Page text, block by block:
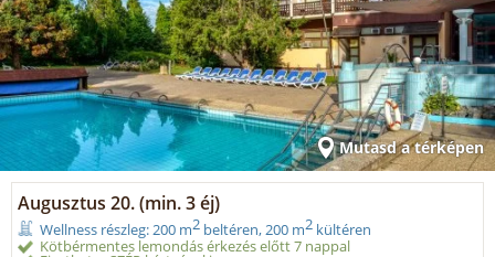
Mutasd a térképen
Augusztus 20. (min. 3 éj)
Wellness részleg: 200 m2 beltéren, 200 m2 kültéren
Kötbérmentes lemondás érkezés előtt 7 nappal